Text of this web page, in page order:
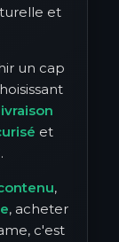
et
un cap
et
.
,
, acheter
c'est